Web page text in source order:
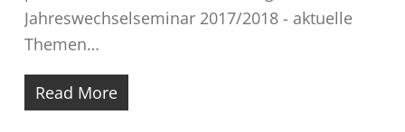
Jahreswechselseminar 2017/2018 - aktuelle
Themen…
Read More